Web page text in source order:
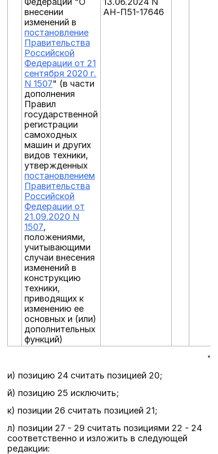
внесении
изменений в
постановление
Правительства
Российской
Федерации от 21
сентября 2020 г.
N 1507" (в части
дополнения
Правил
государственной
регистрации
самоходных
машин и других
видов техники,
утвержденных
постановлением
Правительства
Российской
Федерации от
21.09.2020 N
1507,
положениями,
учитывающими
случаи внесения
изменений в
конструкцию
техники,
приводящих к
изменению ее
основных и (или)
дополнительных
функций)
АН-П51-17646
"
и) позицию 24 считать позицией 20;
й) позицию 25 исключить;
к) позиции 26 считать позицией 21;
л) позиции 27 - 29 считать позициями 22 - 24
соответственно и изложить в следующей
редакции: